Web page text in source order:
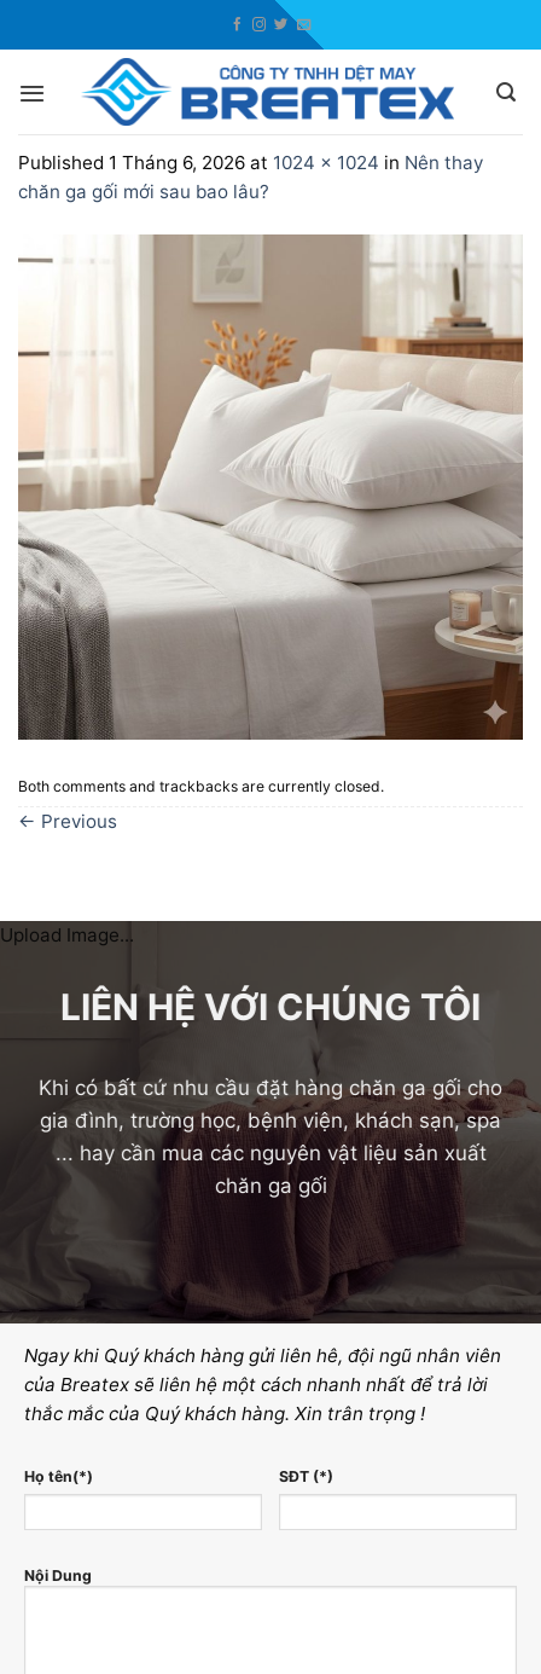
Published 1 Tháng 6, 2026 at 1024 × 1024 in Nên thay
chăn ga gối mới sau bao lâu?
Both comments and trackbacks are currently closed.
← Previous
LIÊN HỆ VỚI CHÚNG TÔI
Khi có bất cứ nhu cầu đặt hàng chăn ga gối cho
gia đình, trường học, bệnh viện, khách sạn, spa
... hay cần mua các nguyên vật liệu sản xuất
chăn ga gối
Upload Image...
Ngay khi Quý khách hàng gửi liên hê, đội ngũ nhân viên
của Breatex sẽ liên hệ một cách nhanh nhất để trả lời
thắc mắc của Quý khách hàng. Xin trân trọng !
Họ tên(*) SĐT (*)
Nội Dung